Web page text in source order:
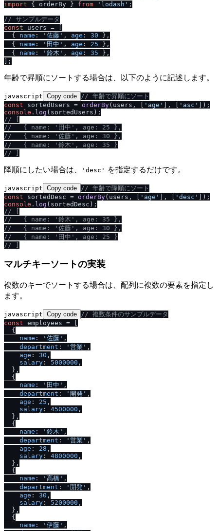
import { orderBy } from 'lodash' ;
// サンプルデータ
const users = [
  {
name : '佐藤' , age : 30 },
  {
name : '田中' , age : 25 },
  {
name : '鈴木' , age : 35 },
年齢で昇順にソートする場合は、以下のように記述します。
javascript Copy code // 年齢で昇順にソート
const sortedUsers = orderBy(users, [ 'age' ], [ 'asc'
console . log
//
//
   { name: '田中', age: 25 },
//
   { name: '佐藤', age: 30 },
//
   { name: '鈴木', age: 35 }
//
降順にしたい場合は、 'desc' を指定するだけです。
javascript Copy code // 年齢で降順にソート
const sortedDesc = orderBy(users, [ 'age' ], [ 'desc'
console . log
//
//
   { name: '鈴木', age: 35 },
//
   { name: '佐藤', age: 30 },
//
   { name: '田中', age: 25 }
//
マルチキーソートの実装
複数のキーでソートする場合は、配列に複数の要素を指定し
ます。
javascript Copy code / / 複数条件のサンプルデータ
const employees = [
  {
name : '佐藤' ,
department : '営業' ,
age : 30 ,
salary : 5000000 ,
  },
  {
name : '田中' ,
department : '開発' ,
age : 25 ,
salary : 4500000 ,
  },
  {
name : '鈴木' ,
department : '営業' ,
age : 28 ,
salary : 4800000 ,
  },
  {
name : '高橋' ,
department : '開発' ,
age : 30 ,
salary : 5200000 ,
  },
  {
name : '伊藤' ,